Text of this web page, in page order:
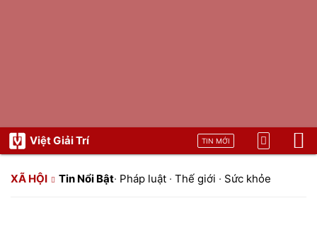
Việt Giải Trí TIN MỚI
XÃ HỘI Tin Nổi Bật· Pháp luật · Thế giới · Sức khỏe